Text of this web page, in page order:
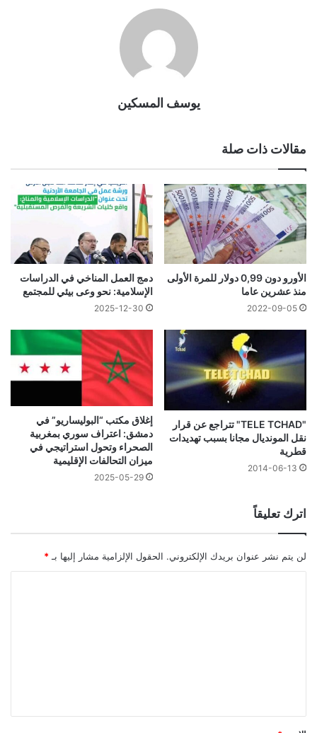
يوسف المسكين
مقالات ذات صلة
الأورو دون 0,99 دولار للمرة الأولى
منذ عشرين عاما
2022-09-05
دمج العمل المناخي في الدراسات
الإسلامية: نحو وعى بيئي للمجتمع
2025-12-30
"TELE TCHAD" تتراجع عن قرار
نقل المونديال مجانا بسبب تهديدات
قطرية
2014-06-13
إغلاق مكتب “البوليساريو” في
دمشق: اعتراف سوري بمغربية
الصحراء وتحول استراتيجي في
ميزان التحالفات الإقليمية
2025-05-29
اترك تعليقاً
لن يتم نشر عنوان بريدك الإلكتروني. الحقول الإلزامية مشار إليها بـ *
*